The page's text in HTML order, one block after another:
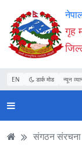
Accessibility
Mode
सुरु
गर्नुहोस्
सामाग्री
पढ्नुहाेस्
नेभिगेसन
पढ्नुहाेस्
वेबसाइट
खोजमा
जानुहोस्
गृह
EN डार्क मोड न्यून
संगठन संरचना